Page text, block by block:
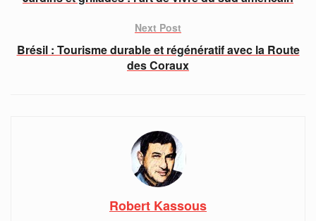
Next Post
Brésil : Tourisme durable et régénératif avec la Route
des Coraux
Robert Kassous